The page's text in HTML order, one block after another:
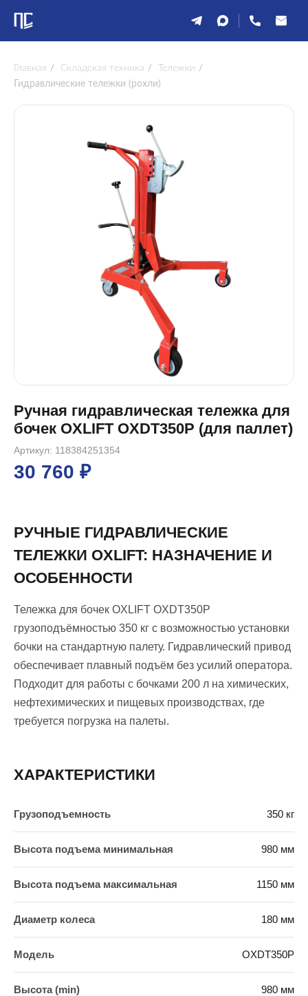
Главная / Складская техника / Тележки /
Гидравлические тележки (рохли)
Ручная гидравлическая тележка для
бочек OXLIFT OXDT350P (для паллет)
Артикул: 118384251354
30 760 ₽
РУЧНЫЕ ГИДРАВЛИЧЕСКИЕ
ТЕЛЕЖКИ OXLIFT: НАЗНАЧЕНИЕ И
ОСОБЕННОСТИ
Тележка для бочек OXLIFT OXDT350P
грузоподъёмностью 350 кг с возможностью установки
бочки на стандартную палету. Гидравлический привод
обеспечивает плавный подъём без усилий оператора.
Подходит для работы с бочками 200 л на химических,
нефтехимических и пищевых производствах, где
требуется погрузка на палеты.
ХАРАКТЕРИСТИКИ
Грузоподъемность 350 кг
Высота подъема минимальная 980 мм
Высота подъема максимальная 1150 мм
Диаметр колеса 180 мм
Модель OXDT350P
Высота (min) 980 мм